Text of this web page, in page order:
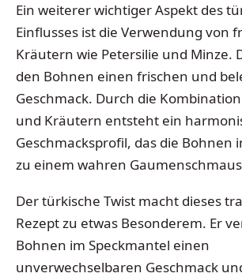
Ein weiterer wichtiger Aspekt des
Einflusses ist die Verwendung von
Kräutern wie Petersilie und Minze.
den Bohnen einen frischen und
Geschmack. Durch die
und Kräutern entsteht ein
Geschmacksprofil, das die Bohnen
zu einem wahren
Der türkische Twist macht dieses
Rezept zu etwas Besonderem. Er
Bohnen im Speckmantel einen
unverwechselbaren Geschmack